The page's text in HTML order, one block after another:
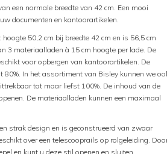
een normale breedte van 42 cm. Een mooi
documenten en kantoorartikelen.
50,2 cm bij breedte 42 cm en is 56,5 cm
3 materiaalladen à 15 cm hoogte per lade. De
voor opbergen van kantoorartikelen. De
In het assortiment van Bisley kunnen we
tot maar liefst 100%. De inhoud van de
De materiaalladen kunnen een maximaal
strak design en is geconstrueerd van zwaar
over een telescooprails op rolgeleiding.
en kunt u deze stil openen en sluiten.